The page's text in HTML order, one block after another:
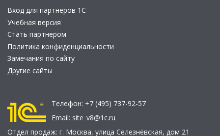
Вход для партнеров 1С
Учебная версия
Стать партнером
Политика конфиденциальности
Замечания по сайту
Другие сайты
Телефон: +7 (495) 737-92-57
Email: site_v8@1c.ru
Отдел продаж: г. Москва, улица Селезнёвская, дом 21